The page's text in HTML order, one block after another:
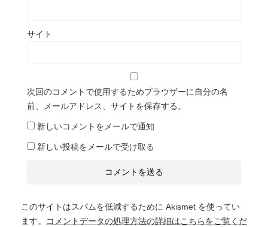
サイト
次回のコメントで使用するためブラウザーに自分の名
前、メールアドレス、サイトを保存する。
新しいコメントをメールで通知
新しい投稿をメールで受け取る
このサイトはスパムを低減するために Akismet を使ってい
ます。
コメントデータの処理方法の詳細はこちらをご覧くだ